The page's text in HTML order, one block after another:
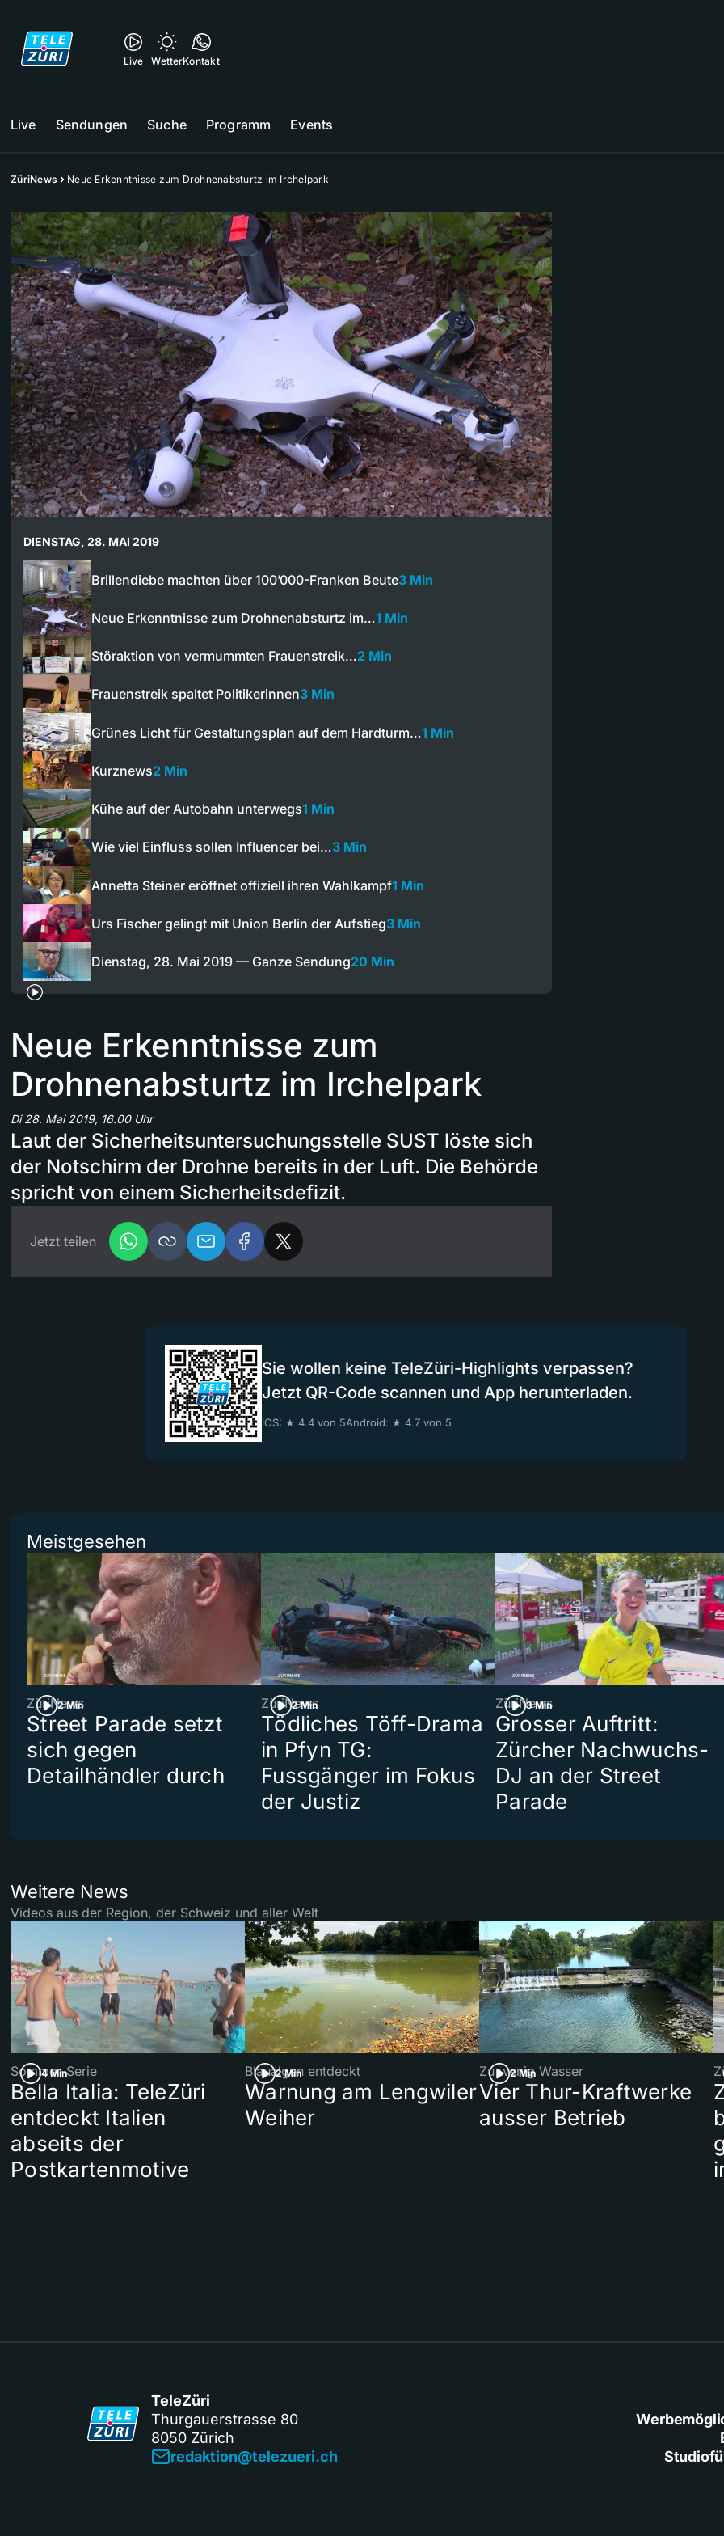
Live WetterKontakt
Live Sendungen Suche Programm Events
ZüriNews Neue Erkenntnisse zum Drohnenabsturtz im Irchelpark
DIENSTAG, 28. MAI 2019
Brillendiebe machten über 100’000-Franken Beute3 Min
Neue Erkenntnisse zum Drohnenabsturtz im…1 Min
Störaktion von vermummten Frauenstreik…2 Min
Frauenstreik spaltet Politikerinnen3 Min
Grünes Licht für Gestaltungsplan auf dem Hardturm…1 Min
Kurznews2 Min
Kühe auf der Autobahn unterwegs1 Min
Wie viel Einfluss sollen Influencer bei…3 Min
Annetta Steiner eröffnet offiziell ihren Wahlkampf1 Min
Urs Fischer gelingt mit Union Berlin der Aufstieg3 Min
Dienstag, 28. Mai 2019 — Ganze Sendung20 Min
Neue Erkenntnisse zum
Drohnenabsturtz im Irchelpark
Di 28. Mai 2019, 16.00 Uhr
Laut der Sicherheitsuntersuchungsstelle SUST löste sich
der Notschirm der Drohne bereits in der Luft. Die Behörde
spricht von einem Sicherheitsdefizit.
Jetzt teilen
Sie wollen keine TeleZüri-Highlights verpassen?
Jetzt QR-Code scannen und App herunterladen.
iOS: ★ 4.4 von 5Android: ★ 4.7 von 5
Meistgesehen
2 Min
ZüriNews
Street Parade setzt
sich gegen
Detailhändler durch
2 Min
ZüriNews
Tödliches Töff-Drama
in Pfyn TG:
Fussgänger im Fokus
der Justiz
3 Min
ZüriNews
Grosser Auftritt:
Zürcher Nachwuchs-
DJ an der Street
Parade
Weitere News
Videos aus der Region, der Schweiz und aller Welt
4 Min
Sommer-Serie
Bella Italia: TeleZüri
entdeckt Italien
abseits der
Postkartenmotive
2 Min
Blaualgen entdeckt
Warnung am Lengwiler
Weiher
2 Min
Zu wenig Wasser
Vier Thur-Kraftwerke
ausser Betrieb
TeleZüri
Thurgauerstrasse 80
8050 Zürich
redaktion@telezueri.ch